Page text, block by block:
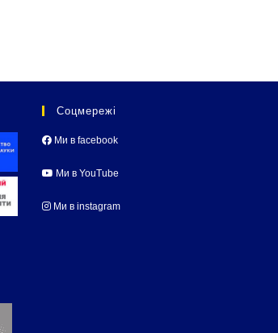
Соцмережі
Ми в facebook
Ми в YouTube
Ми в instagram